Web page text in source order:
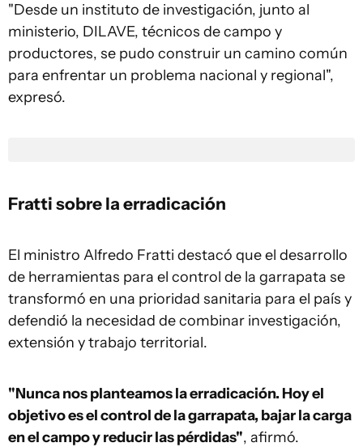
"Desde un instituto de investigación, junto al
ministerio, DILAVE, técnicos de campo y
productores, se pudo construir un camino común
para enfrentar un problema nacional y regional",
expresó.
Fratti sobre la erradicación
El ministro Alfredo Fratti destacó que el desarrollo
de herramientas para el control de la garrapata se
transformó en una prioridad sanitaria para el país y
defendió la necesidad de combinar investigación,
extensión y trabajo territorial.
"Nunca nos planteamos la erradicación. Hoy el
objetivo es el control de la garrapata, bajar la carga
en el campo y reducir las pérdidas", afirmó.